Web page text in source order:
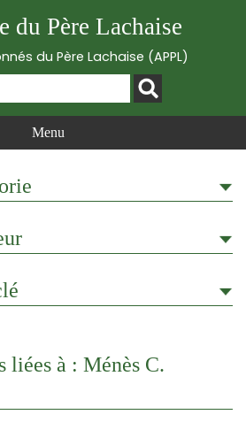
du Père Lachaise
du Père Lachaise (APPL)
Menu
liées à : Ménès C.